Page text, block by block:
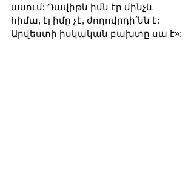
ասում: Դավիթն իմն էր մինչև
հիմա, էլ իմը չէ, ժողովրդի՛նն է:
Արվեստի իսկական բախտը սա է»: